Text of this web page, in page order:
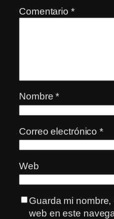
Comentario *
Nombre*
Correo electrónico*
Web
Guarda mi
web en este